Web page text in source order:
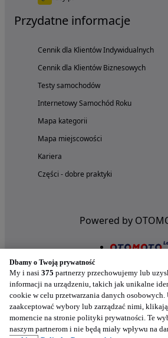
Przydatne informacje
Cennik dla Klientów Indywidualnych
Cennik dla Klientów Biznesowych
Testy samochodów
Internetowy Samochód Roku
Mapa kategorii
Mapa miejscowości
Kariera
Części - dobre praktyki
Powered by
Dbamy o Twoją prywatność
My i nasi 375 partnerzy przechowujemy lub
informacji na urządzeniu, takich jak unikalne
cookie w celu przetwarzania danych
zaakceptować wybory lub zarządzać nimi,
momencie na stronie polityki prywatności. Te
naszym partnerom i nie będą miały wpływu na